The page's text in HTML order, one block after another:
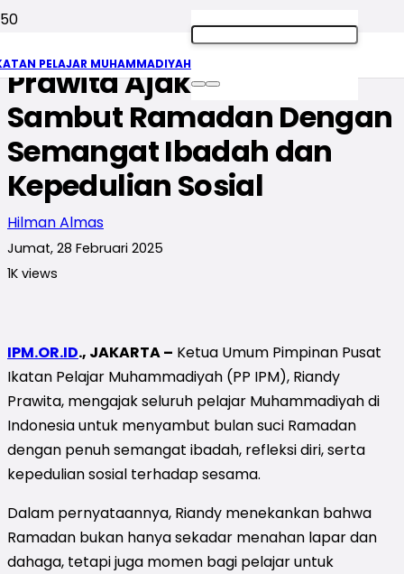
PELAJAR MUHAMMADIYAH
Ketum PP IPM Riandy
Prawita Ajak Pelajar
Sambut Ramadan Dengan
Semangat Ibadah dan
Kepedulian Sosial
Hilman Almas
Jumat, 28 Februari 2025
1K views
IPM.OR.ID., JAKARTA – Ketua Umum Pimpinan Pusat
Ikatan Pelajar Muhammadiyah (PP IPM), Riandy
Prawita, mengajak seluruh pelajar Muhammadiyah di
Indonesia untuk menyambut bulan suci Ramadan
dengan penuh semangat ibadah, refleksi diri, serta
kepedulian sosial terhadap sesama.
Dalam pernyataannya, Riandy menekankan bahwa
Ramadan bukan hanya sekadar menahan lapar dan
dahaga, tetapi juga momen bagi pelajar untuk